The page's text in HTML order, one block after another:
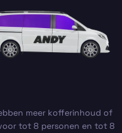
meer kofferinhoud of
tot 8 personen en tot 8